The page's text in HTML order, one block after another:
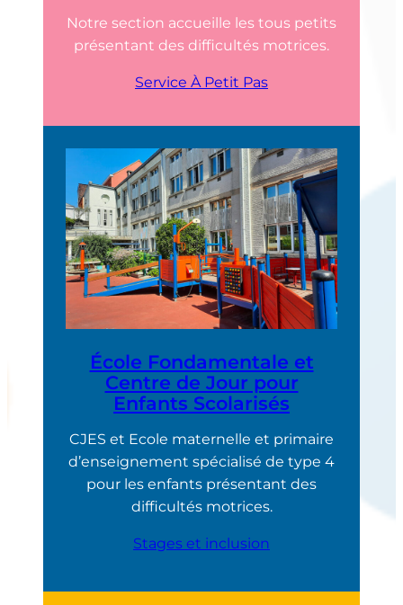
Notre section accueille les tous petits
présentant des difficultés motrices.
Service À Petit Pas
École Fondamentale et
Centre de Jour pour
Enfants Scolarisés
CJES et Ecole maternelle et primaire
d’enseignement spécialisé de type 4
pour les enfants présentant des
difficultés motrices.
Stages et inclusion